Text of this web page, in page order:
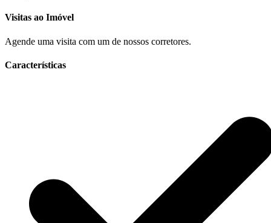
Visitas ao Imóvel
Agende uma visita com um de nossos corretores.
Características